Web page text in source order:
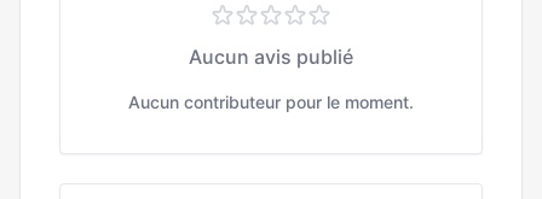
Aucun avis publié
Aucun contributeur pour le moment.